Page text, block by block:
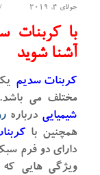
جولای 4, 2019
با کربنات
آشنا شوید
کربنات سدیم
مختلف می
شیمیایی درباره
همچنین با
دارای دو فرم
ویژگی هایی که